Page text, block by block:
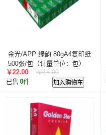
金光/APP 绿韵 80gA4复印纸
500张/包（计量单位：包）
￥22.00
￥14.00
已售 0件 加入购物车